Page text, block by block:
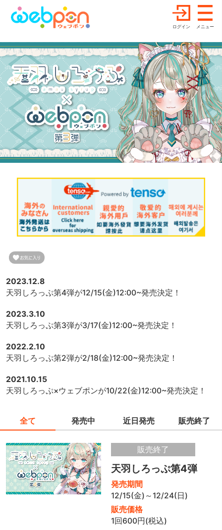
ログイン メニュー
2023.12.8
天羽しろっぷ第4弾が12/15(金)12:00~発売決定！
2023.3.10
天羽しろっぷ第3弾が3/17(金)12:00~発売決定！
2022.2.10
天羽しろっぷ第2弾が2/18(金)12:00~発売決定！
2021.10.15
天羽しろっぷ×ウェブポンが10/22(金)12:00~発売決定！
全て 発売中 近日発売 販売終了
販売終了
天羽しろっぷ第4弾
発売期間
12/15(金)～12/24(日)
販売価格
1回600円(税込)